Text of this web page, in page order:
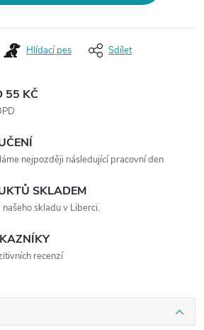
Hlídací pes Sdílet
55 KČ
nejpozději následující pracovní den
SKLADEM
skladu v Liberci.
recenzí